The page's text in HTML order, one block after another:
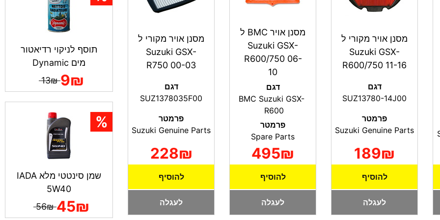
מסנן אויר מקורי ל
Suzuki GSX-
R600/750 11-16
דגם
SUZ13780-14J00
פרמטר
189₪
להוסיף
לעגלה
מסנן אויר BMC ל
Suzuki GSX-
R600/750 06-
10
דגם
BMC Suzuki GSX-
R600
פרמטר
495₪
להוסיף
לעגלה
מסנן אויר מקורי ל
Suzuki GSX-
R750 00-03
דגם
פרמטר
228₪
להוסיף
לעגלה
תוסף לניקוי רדיאטור
מים Dynamic
9₪
13₪
שמן סינטטי מלא IADA
5W40
45₪
56₪